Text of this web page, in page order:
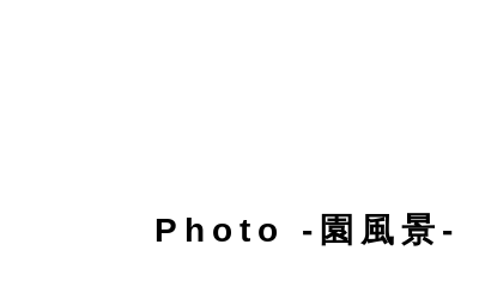
Photo -園風景-